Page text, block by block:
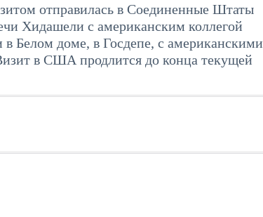
отправилась в Соединенные Штаты
Хидашели с американским коллегой
Белом доме, в Госдепе, с американскими
в США продлится до конца текущей